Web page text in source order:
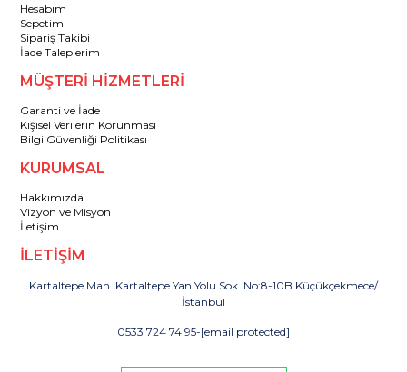
Hesabım
Sepetim
Sipariş Takibi
İade Taleplerim
MÜŞTERİ HİZMETLERİ
Garanti ve İade
Kişisel Verilerin Korunması
Bilgi Güvenliği Politikası
KURUMSAL
Hakkımızda
Vizyon ve Misyon
İletişim
İLETİŞİM
Kartaltepe Mah. Kartaltepe Yan Yolu Sok. No:8-10B Küçükçekmece/
İstanbul
0533 724 74 95-[email protected]